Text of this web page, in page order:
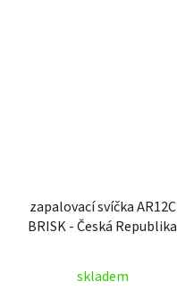
zapalovací svíčka AR12C
BRISK - Česká Republika
skladem